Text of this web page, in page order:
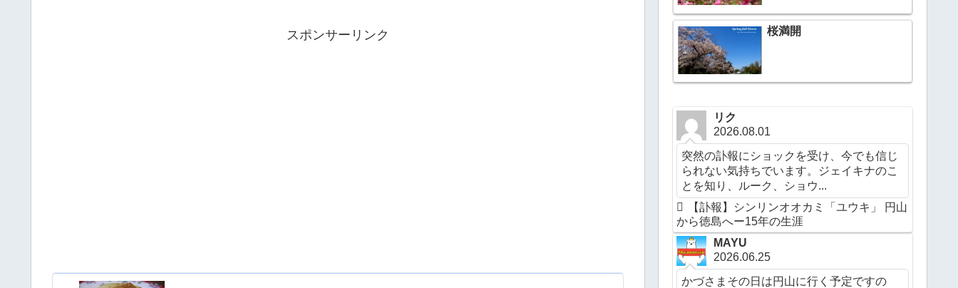
スポンサーリンク 桜満開
リク
2026.08.01
突然の訃報にショックを受け、今でも信じ
られない気持ちでいます。ジェイキナのこ
とを知り、ルーク、ショウ...
【訃報】シンリンオオカミ「ユウキ」 円山
から徳島へー15年の生涯
MAYU
2026.06.25
かづさまその日は円山に行く予定ですの